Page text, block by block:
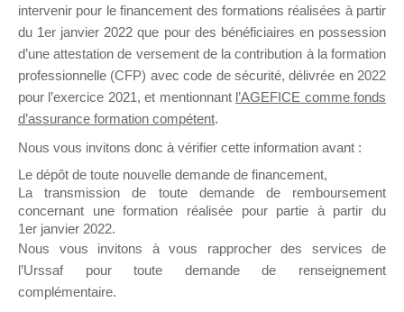
Ce groupe est destiné aux Organismes de
Formation qui souhaitent répondre à l’Appel à
Propositions Mallette du Dirigeant.
sur lequel il est possible de laisser un message
ou poser une question.
NB : Il est nécessaire d’êtreinscrit(e)pour
pouvoir rejoindre ce groupe
intervenir pour le financement des formations réalisées à partir
du 1er janvier 2022 que pour des bénéficiaires en possession
d’une attestation de versement de la contribution à la formation
professionnelle (CFP) avec code de sécurité, délivrée en 2022
pour l’exercice 2021, et mentionnant l’AGEFICE comme fonds
d’assurance formation compétent.
Nous vous invitons donc à vérifier cette information avant :
Le dépôt de toute nouvelle demande de financement,
La transmission de toute demande de remboursement
concernant une formation réalisée pour partie à partir du
1er janvier 2022.
Nous vous invitons à vous rapprocher des services de
l’Urssaf pour toute demande de renseignement
complémentaire.